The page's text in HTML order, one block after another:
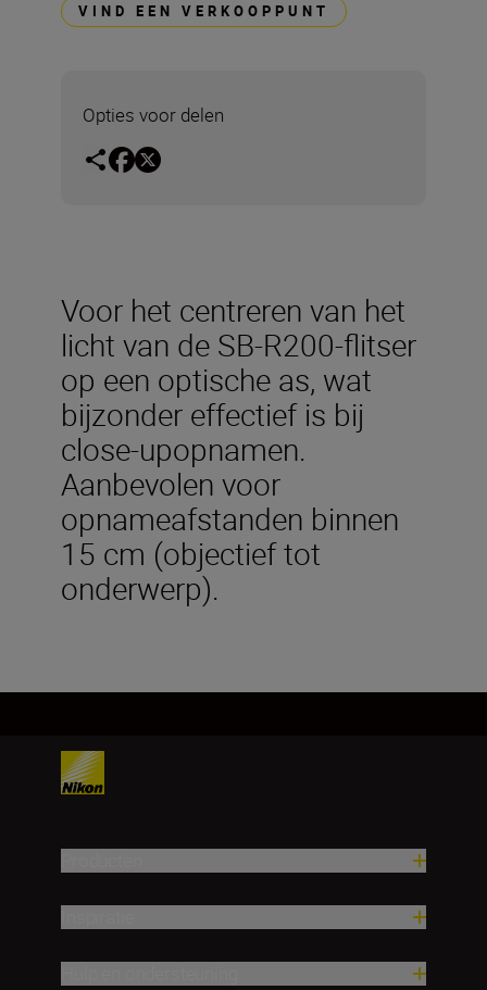
VIND EEN VERKOOPPUNT
Opties voor delen
Voor het centreren van het
licht van de SB-R200-flitser
op een optische as, wat
bijzonder effectief is bij
close-upopnamen.
Aanbevolen voor
opnameafstanden binnen
15 cm (objectief tot
onderwerp).